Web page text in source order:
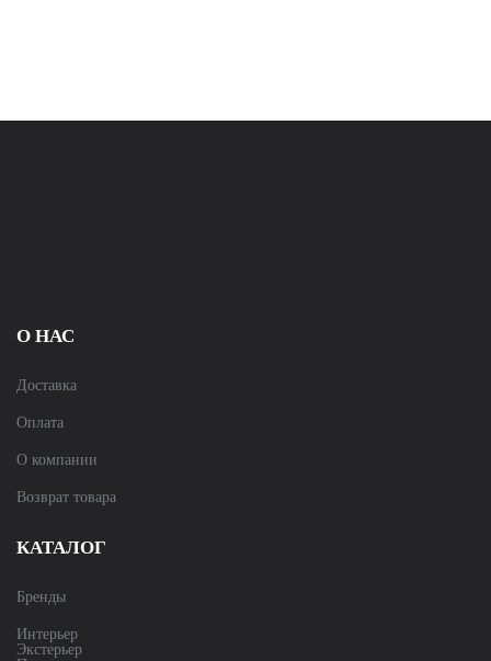
О НАС
Доставка
Оплата
О компании
Возврат товара
КАТАЛОГ
Бренды
Интерьер
Экстерьер